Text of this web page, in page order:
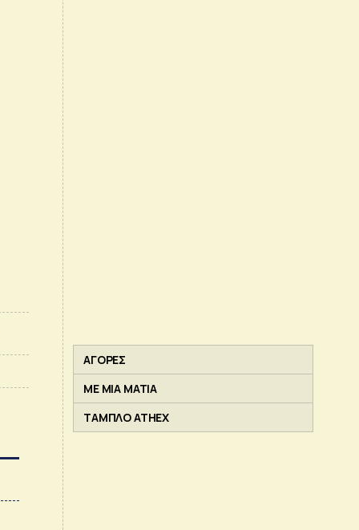
ΑΓΟΡΕΣ
ΜΕ ΜΙΑ ΜΑΤΙΑ
ΤΑΜΠΛΟ ATHEX